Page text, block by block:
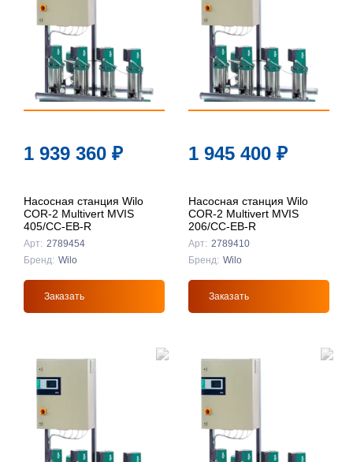
1 939 360 ₽
Насосная станция Wilo
COR-2 Multivert MVIS
405/CC-EB-R
Арт: 2789454
Бренд: Wilo
Заказать
1 945 400 ₽
Насосная станция Wilo
COR-2 Multivert MVIS
206/CC-EB-R
Арт: 2789410
Бренд: Wilo
Заказать